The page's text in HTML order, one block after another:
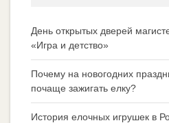
День открытых дверей
«Игра и детство»
Почему на новогодних
почаще зажигать елку?
История елочных игрушек в